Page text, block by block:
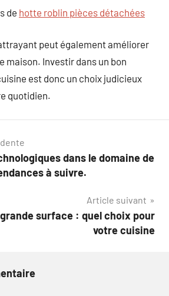
de hotte roblin pièces détachées
peut également améliorer
maison. Investir dans un bon
est donc un choix judicieux
quotidien.
dans le domaine de
à suivre.
Article suivant
surface : quel choix pour
votre cuisine